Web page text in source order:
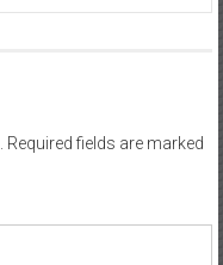
Required fields are marked